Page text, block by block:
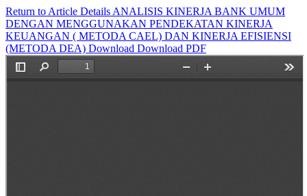
Return to Article Details ANALISIS KINERJA BANK UMUM
DENGAN MENGGUNAKAN PENDEKATAN KINERJA
KEUANGAN ( METODA CAEL) DAN KINERJA EFISIENSI
(METODA DEA) Download Download PDF